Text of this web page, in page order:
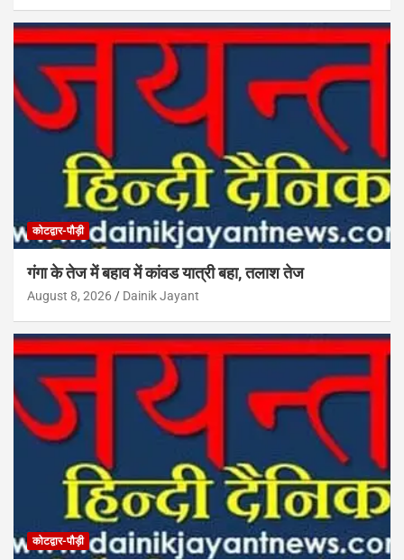
कोटद्वार-पौड़ी
गंगा के तेज में बहाव में कांवड यात्री बहा, तलाश तेज
August 8, 2026 Dainik Jayant
कोटद्वार-पौड़ी